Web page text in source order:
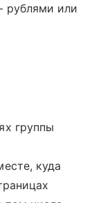
рублями или
группы
куда